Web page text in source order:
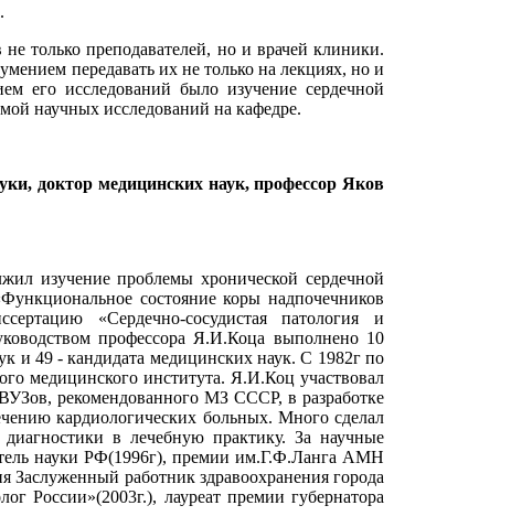
только преподавателей, но и врачей клиники.
передавать их не только на лекциях, но и
его исследований было изучение сердечной
научных исследований на кафедре.
доктор медицинских наук, профессор Яков
изучение проблемы хронической сердечной
состояние коры надпочечников
«Сердечно-сосудистая патология и
профессора Я.И.Коца выполнено 10
и 49 - кандидата медицинских наук. С 1982г по
медицинского института. Я.И.Коц участвовал
рекомендованного МЗ СССР, в разработке
кардиологических больных. Много сделал
в лечебную практику. За научные
науки РФ(1996г), премии им.Г.Ф.Ланга АМН
работник здравоохранения города
России»(2003г.), лауреат премии губернатора